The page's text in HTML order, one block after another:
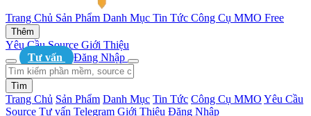
Trang Chủ Sản Phẩm Danh Mục Tin Tức Công Cụ MMO Free
Thêm
Yêu Cầu Source Giới Thiệu
Tư vấn
Đăng Nhập
Tìm
Trang Chủ Sản Phẩm Danh Mục Tin Tức Công Cụ MMO Yêu Cầu
Source Tư vấn Telegram Giới Thiệu Đăng Nhập